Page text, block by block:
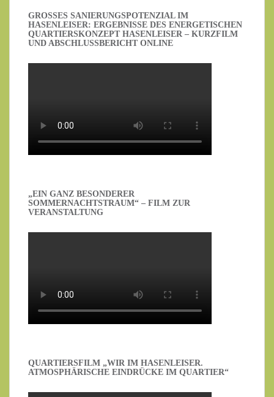
GROSSES SANIERUNGSPOTENZIAL IM H
ASENLEISER: ERGEBNISSE DES ENERGETISCHEN Q
UARTIERSKONZEPT HASENLEISER – KURZFILM U
ND ABSCHLUSSBERICHT ONLINE
„EIN GANZ BESONDERER
SOMMERNACHTSTRAUM“ – FILM ZUR
VERANSTALTUNG
QUARTIERSFILM „WIR IM HASENLEISER.
ATMOSPHÄRISCHE EINDRÜCKE IM QUARTIER“